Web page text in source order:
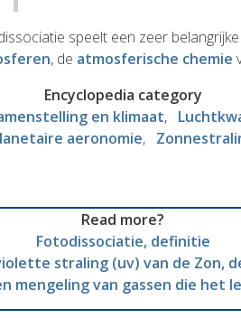
speelt een zeer
, de atmosferische chemie
Encyclopedia category
en klimaat
aeronomie
Read more?
Fotodissociatie, definitie
straling (uv) van de Zon,
mengeling van gassen die het